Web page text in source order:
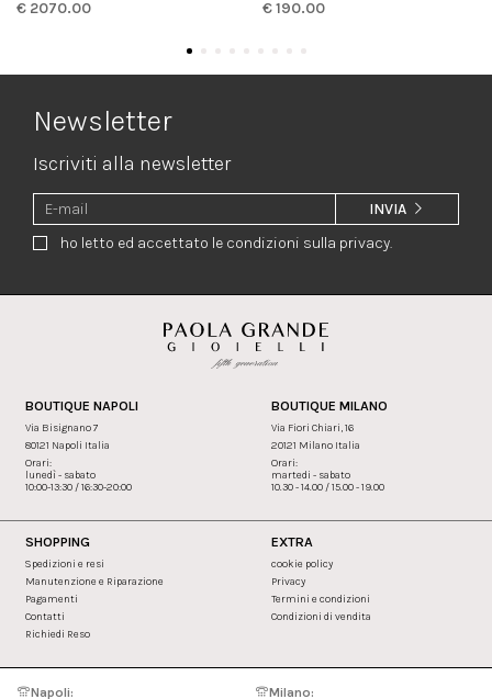
€ 2070.00
€ 190.00
Newsletter
Iscriviti alla newsletter
ho letto ed accettato le condizioni sulla privacy.
INVIA
BOUTIQUE NAPOLI
Via Bisignano 7
80121 Napoli Italia
Orari:
lunedì - sabato
10:00-13:30 / 16:30-20:00
BOUTIQUE MILANO
Via Fiori Chiari, 16
20121 Milano Italia
Orari:
martedi - sabato
10.30 - 14.00 / 15.00 - 19.00
SHOPPING
Spedizioni e resi
Manutenzione e Riparazione
Pagamenti
Contatti
Richiedi Reso
EXTRA
cookie policy
Privacy
Termini e condizioni
Condizioni di vendita
Napoli: Milano: